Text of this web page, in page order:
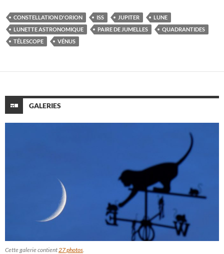
CONSTELLATION D'ORION ISS JUPITER
LUNE
LUNETTE ASTRONOMIQUE
PAIRE DE JUMELLES
QUADRANTIDES
TÉLESCOPE
VÉNUS
GALERIES
Cette galerie contient 27 photos